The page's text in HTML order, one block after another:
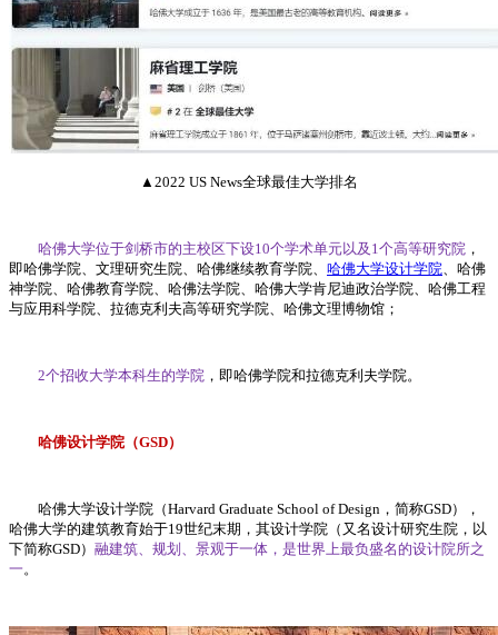
▲2022 US News全球最佳大学排名
哈佛大学位于剑桥市的主校区下设10个学术单元以及1个高等研究院 ，
即哈佛学院、文理研究生院、哈佛继续教育学院、 哈佛大学设计学院 、哈佛
神学院、哈佛教育学院、哈佛法学院、哈佛大学肯尼迪政治学院、哈佛工程
与应用科学院、拉德克利夫高等研究学院、哈佛文理博物馆；
2个招收大学本科生的学院 ，即哈佛学院和拉德克利夫学院。
哈佛设计学院（GSD）
哈佛大学设计学院（Harvard Graduate School of Design，简称GSD），
哈佛大学的建筑教育始于19世纪末期，其设计学院（又名设计研究生院，以
下简称GSD） 融建筑、规划、景观于一体，是世界上最负盛名的设计院所之
一 。